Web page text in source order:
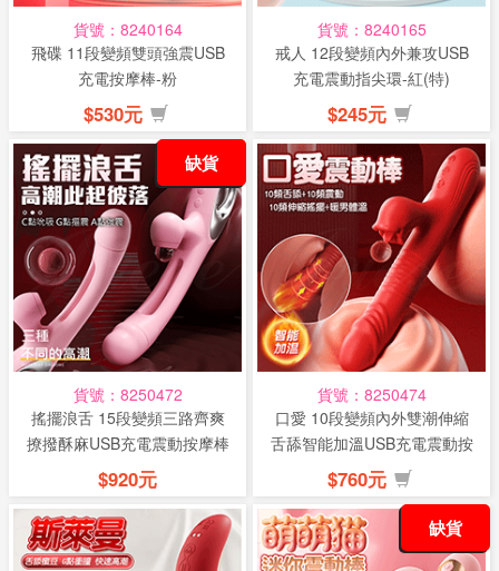
貨號：8240164
飛碟 11段變頻雙頭強震USB
充電按摩棒-粉
$530元
貨號：8240165
戒人 12段變頻內外兼攻USB
充電震動指尖環-紅(特)
$245元
貨號：8250472
搖擺浪舌 15段變頻三路齊爽
撩撥酥麻USB充電震動按摩棒
$920元
缺貨
貨號：8250474
口愛 10段變頻內外雙潮伸縮
舌舔智能加溫USB充電震動按
摩棒
$760元
缺貨